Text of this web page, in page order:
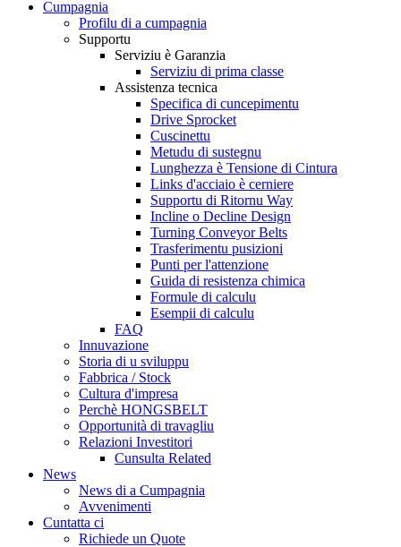
Cumpagnia
Profilu di a cumpagnia
Supportu
Serviziu è Garanzia
Serviziu di prima classe
Assistenza tecnica
Specifica di cuncepimentu
Drive Sprocket
Cuscinettu
Metudu di sustegnu
Lunghezza è Tensione di Cintura
Links d'acciaio è cerniere
Supportu di Ritornu Way
Incline o Decline Design
Turning Conveyor Belts
Trasferimentu pusizioni
Punti per l'attenzione
Guida di resistenza chimica
Formule di calculu
Esempii di calculu
FAQ
Innuvazione
Storia di u sviluppu
Fabbrica / Stock
Cultura d'impresa
Perchè HONGSBELT
Opportunità di travagliu
Relazioni Investitori
Cunsulta Related
News
News di a Cumpagnia
Avvenimenti
Cuntatta ci
Richiede un Quote